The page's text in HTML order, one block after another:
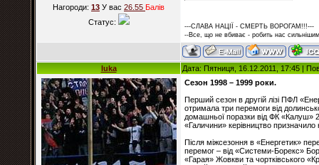
Нагороди: 13 У вас 26.55 Балiв
Статус:
---СЛАВА НАЦІЇ - СМЕРТЬ ВОРОГАМ!!!---
--Все, що не вбиває - робить нас
luka
Дата: Пятниця, 16.12.2011, 17:45 |
Сезон 1998 – 1999 роки.
Перший сезон в другій лізі ПФЛ
отримала три перемоги від
домашньої поразки від ФК «Калуш»
«Галичини» керівництво
Після міжсезоння в «Енергетик»
перемог – від «Системи-Борекс»
«Гарая» Жовкви та чортківського